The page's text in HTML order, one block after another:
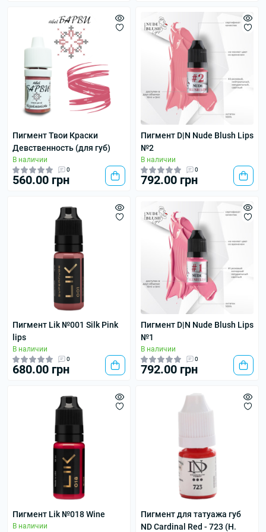
Пигмент Твои Краски
Девственность (для губ)
В наличии
0
560.00 грн
Пигмент D|N Nude Blush Lips
№2
В наличии
0
792.00 грн
Пигмент Lik №001 Silk Pink
lips
В наличии
0
680.00 грн
Пигмент D|N Nude Blush Lips
№1
В наличии
0
792.00 грн
Пигмент Lik №018 Wine
В наличии
Пигмент для татуажа губ
ND Cardinal Red - 723 (Н.